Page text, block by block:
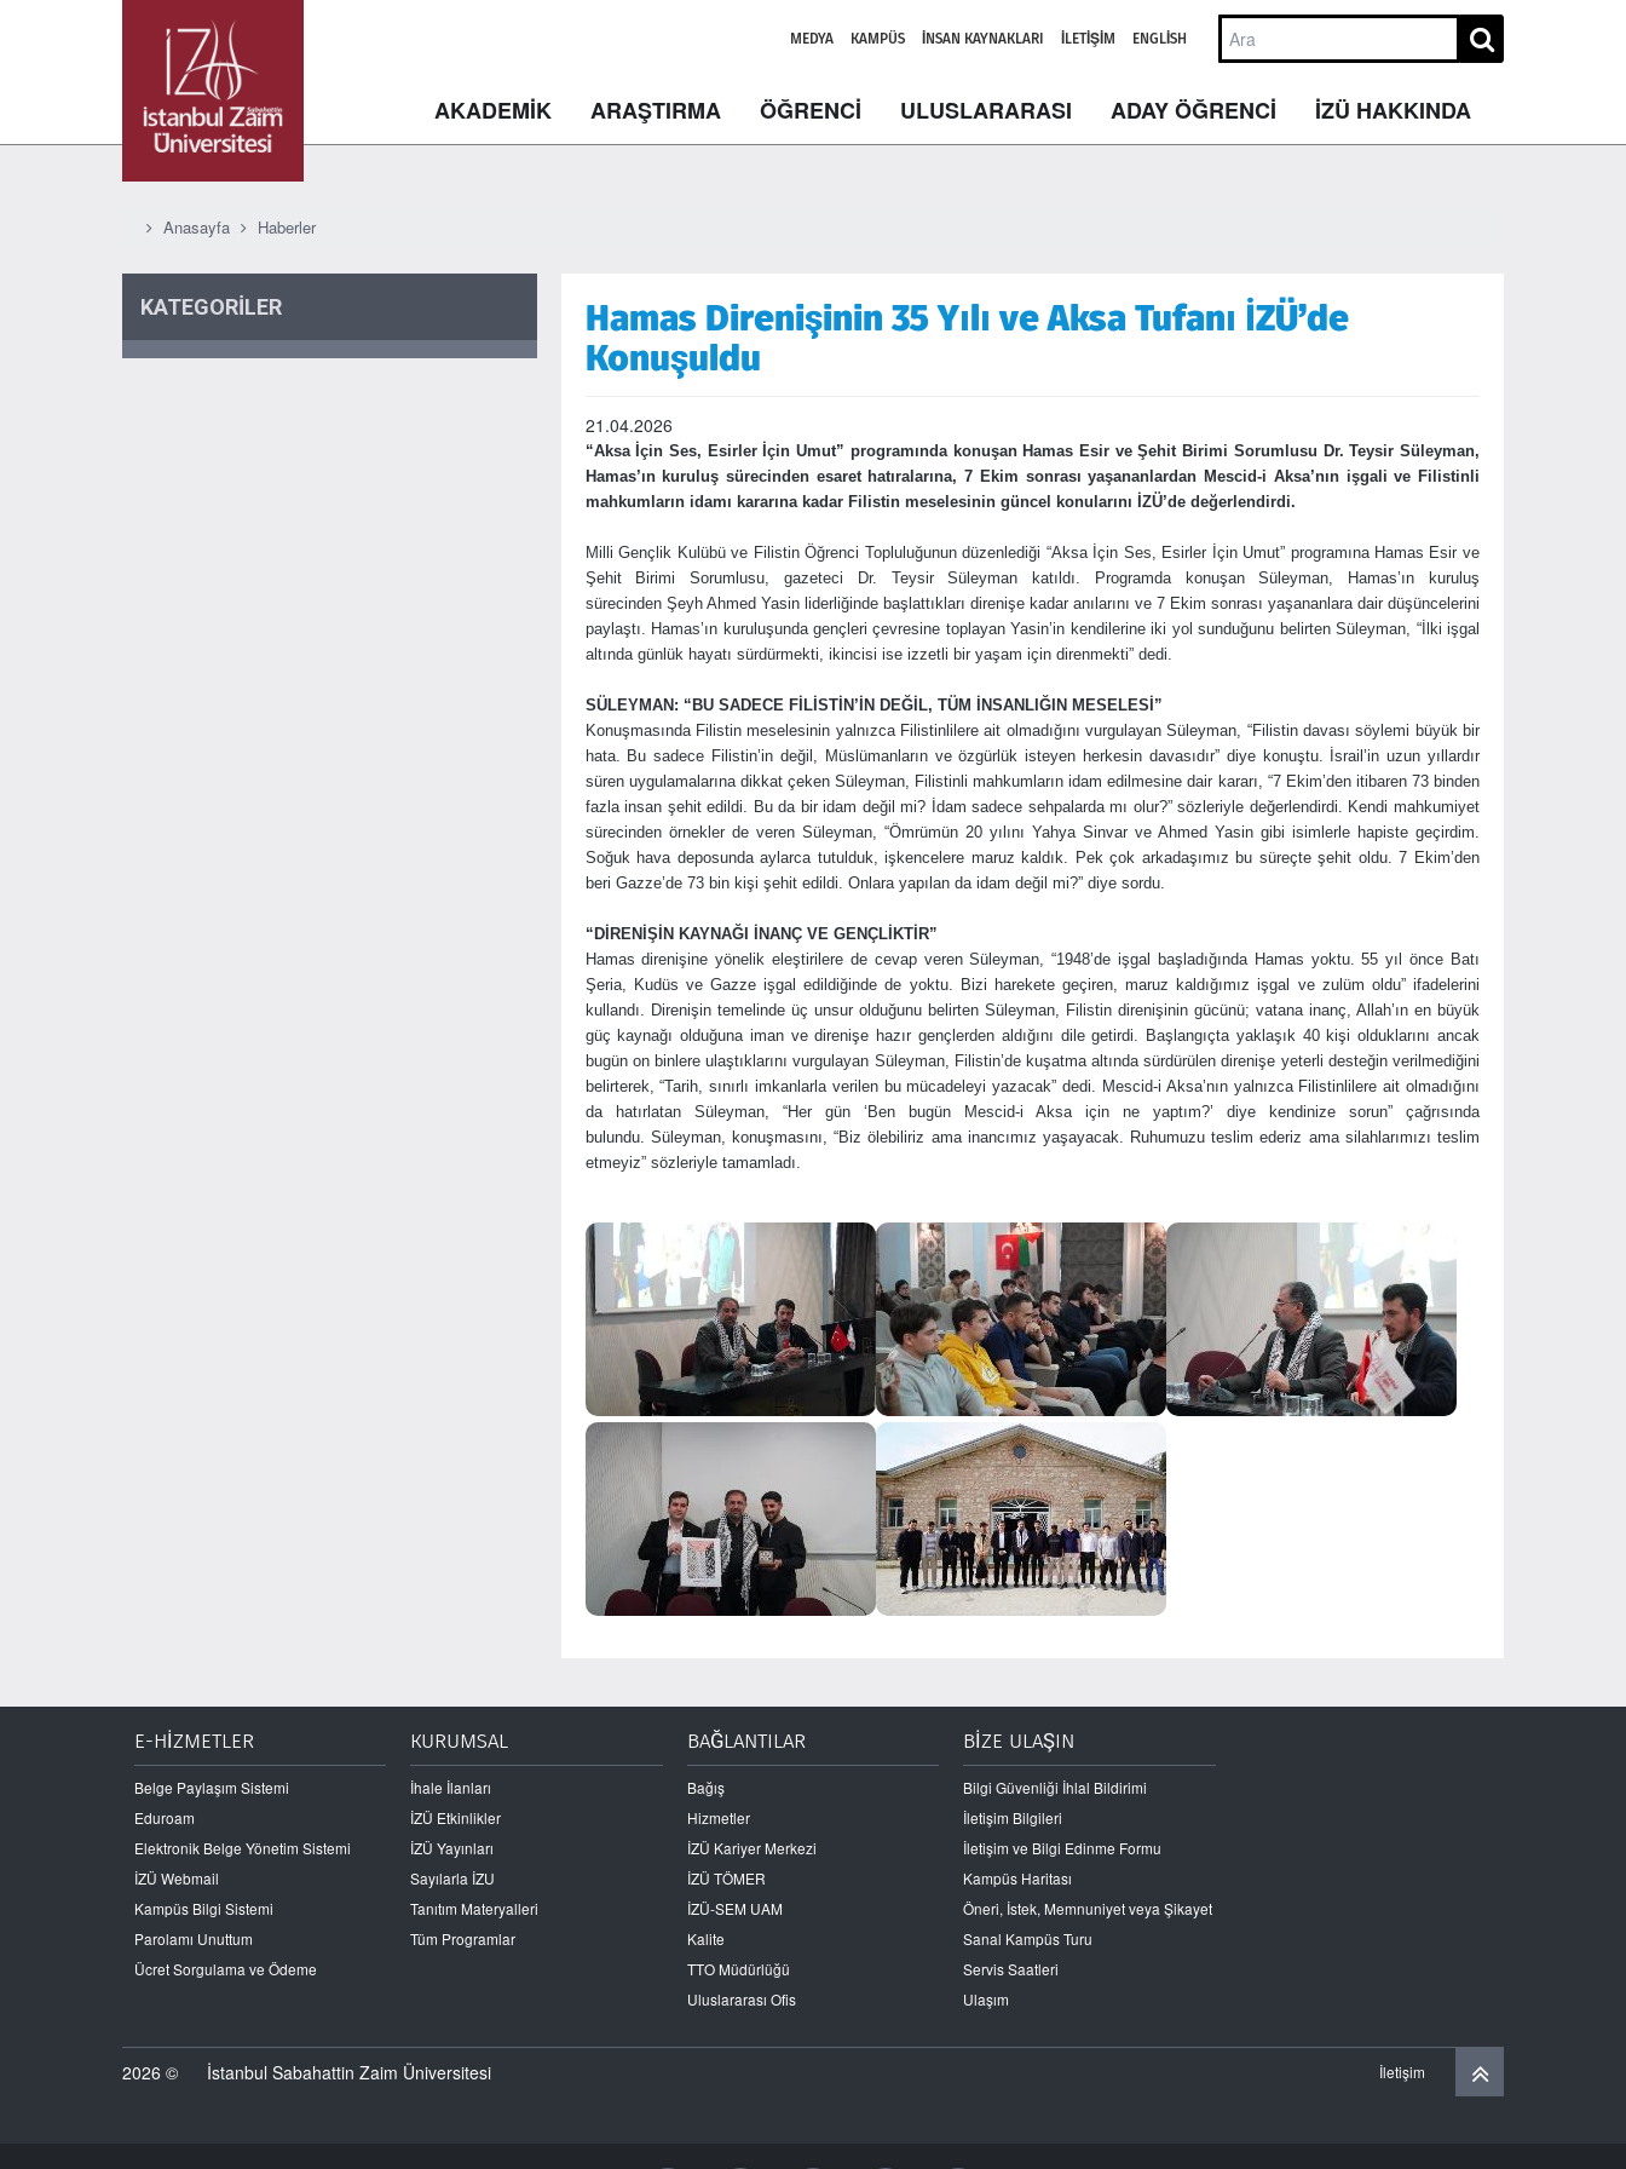
MEDYA KAMPÜS İNSAN KAYNAKLARI İLETIŞIM ENGLISH
AKADEMİK ARAŞTIRMA ÖĞRENCİ ULUSLARARASI ADAY ÖĞRENCİ İZÜ HAKKINDA
Anasayfa Haberler
KATEGORİLER
Hamas Direnişinin 35 Yılı ve Aksa Tufanı İZÜ’de
Konuşuldu
21.04.2026
“Aksa İçin Ses, Esirler İçin Umut” programında konuşan Hamas Esir ve Şehit Birimi Sorumlusu Dr. Teysir Süleyman,
Hamas’ın kuruluş sürecinden esaret hatıralarına, 7 Ekim sonrası yaşananlardan Mescid-i Aksa’nın işgali ve Filistinli
mahkumların idamı kararına kadar Filistin meselesinin güncel konularını İZÜ’de değerlendirdi.
Milli Gençlik Kulübü ve Filistin Öğrenci Topluluğunun düzenlediği “Aksa İçin Ses, Esirler İçin Umut” programına Hamas Esir ve
Şehit Birimi Sorumlusu, gazeteci Dr. Teysir Süleyman katıldı. Programda konuşan Süleyman, Hamas’ın kuruluş
sürecinden Şeyh Ahmed Yasin liderliğinde başlattıkları direnişe kadar anılarını ve 7 Ekim sonrası yaşananlara dair düşüncelerini
paylaştı. Hamas’ın kuruluşunda gençleri çevresine toplayan Yasin’in kendilerine iki yol sunduğunu belirten Süleyman, “İlki işgal
altında günlük hayatı sürdürmekti, ikincisi ise izzetli bir yaşam için direnmekti” dedi.
SÜLEYMAN: “BU SADECE FİLİSTİN’İN DEĞİL, TÜM İNSANLIĞIN MESELESİ”
Konuşmasında Filistin meselesinin yalnızca Filistinlilere ait olmadığını vurgulayan Süleyman, “Filistin davası söylemi büyük bir
hata. Bu sadece Filistin’in değil, Müslümanların ve özgürlük isteyen herkesin davasıdır” diye konuştu. İsrail’in uzun yıllardır
süren uygulamalarına dikkat çeken Süleyman, Filistinli mahkumların idam edilmesine dair kararı, “7 Ekim’den itibaren 73 binden
fazla insan şehit edildi. Bu da bir idam değil mi? İdam sadece sehpalarda mı olur?” sözleriyle değerlendirdi. Kendi mahkumiyet
sürecinden örnekler de veren Süleyman, “Ömrümün 20 yılını Yahya Sinvar ve Ahmed Yasin gibi isimlerle hapiste geçirdim.
Soğuk hava deposunda aylarca tutulduk, işkencelere maruz kaldık. Pek çok arkadaşımız bu süreçte şehit oldu. 7 Ekim’den
beri Gazze’de 73 bin kişi şehit edildi. Onlara yapılan da idam değil mi?” diye sordu.
“DİRENİŞİN KAYNAĞI İNANÇ VE GENÇLİKTİR”
Hamas direnişine yönelik eleştirilere de cevap veren Süleyman, “1948’de işgal başladığında Hamas yoktu. 55 yıl önce Batı
Şeria, Kudüs ve Gazze işgal edildiğinde de yoktu. Bizi harekete geçiren, maruz kaldığımız işgal ve zulüm oldu” ifadelerini
kullandı. Direnişin temelinde üç unsur olduğunu belirten Süleyman, Filistin direnişinin gücünü; vatana inanç, Allah’ın en büyük
güç kaynağı olduğuna iman ve direnişe hazır gençlerden aldığını dile getirdi. Başlangıçta yaklaşık 40 kişi olduklarını ancak
bugün on binlere ulaştıklarını vurgulayan Süleyman, Filistin’de kuşatma altında sürdürülen direnişe yeterli desteğin verilmediğini
belirterek, “Tarih, sınırlı imkanlarla verilen bu mücadeleyi yazacak” dedi. Mescid-i Aksa’nın yalnızca Filistinlilere ait olmadığını
da hatırlatan Süleyman, “Her gün ‘Ben bugün Mescid-i Aksa için ne yaptım?’ diye kendinize sorun” çağrısında
bulundu. Süleyman, konuşmasını, “Biz ölebiliriz ama inancımız yaşayacak. Ruhumuzu teslim ederiz ama silahlarımızı teslim
etmeyiz” sözleriyle tamamladı.
E-HİZMETLER
Belge Paylaşım Sistemi
Eduroam
Elektronik Belge Yönetim Sistemi
İZÜ Webmail
Kampüs Bilgi Sistemi
Parolamı Unuttum
Ücret Sorgulama ve Ödeme
KURUMSAL
İhale İlanları
İZÜ Etkinlikler
İZÜ Yayınları
Sayılarla İZU
Tanıtım Materyalleri
Tüm Programlar
BAĞLANTILAR
Bağış
Hizmetler
İZÜ Kariyer Merkezi
İZÜ TÖMER
İZÜ-SEM UAM
Kalite
TTO Müdürlüğü
Uluslararası Ofis
BİZE ULAŞIN
Bilgi Güvenliği İhlal Bildirimi
İletişim Bilgileri
İletişim ve Bilgi Edinme Formu
Kampüs Haritası
Öneri, İstek, Memnuniyet veya Şikayet
Sanal Kampüs Turu
Servis Saatleri
Ulaşım
2026 © İstanbul Sabahattin Zaim Üniversitesi İletişim